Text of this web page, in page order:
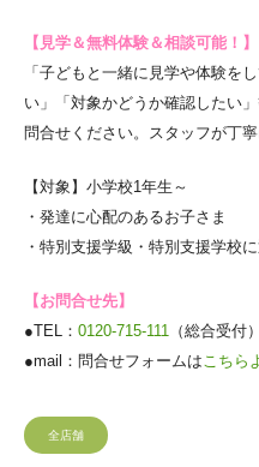
【見学＆無料体験＆相談可能！】
「子どもと一緒に見学や体験を
い」「対象かどうか確認したい
問合せください。スタッフが丁
【対象】小学校1年生～
・発達に心配のあるお子さま
・特別支援学級・特別支援学校
【お問合せ先】
●TEL： 0120-715-111 （総合受付）
●mail：問合せフォームはこちら
全店舗